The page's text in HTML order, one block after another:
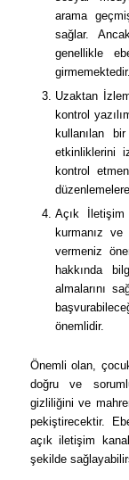
arama
sağlar.
genellikle
girmemektedir.
Uzaktan
kontrol
kullanılan
etkinliklerini
kontrol
Açık
kurmanız
vermeniz
hakkında
almalarını
önemlidir.
Önemli olan,
doğru ve
gizliliğini ve
pekiştirecektir.
açık iletişim
şekilde